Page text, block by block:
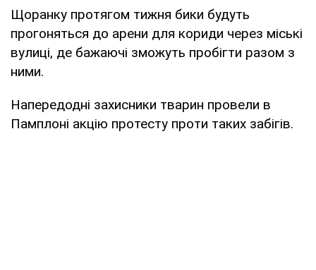
Щоранку протягом тижня бики будуть
прогоняться до арени для кориди через міські
вулиці, де бажаючі зможуть пробігти разом з
ними.
Напередодні захисники тварин провели в
Памплоні акцію протесту проти таких забігів.